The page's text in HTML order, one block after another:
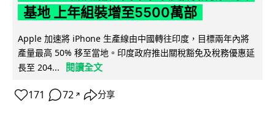
基地 上年組裝增至5500萬部
Apple 加速將 iPhone 生產線由中國轉往印度，目標兩年內將
產量最高 50% 移至當地。印度政府推出關稅豁免及稅務優惠延
長至 204...
閱讀全文
171 72 ↗ 分享